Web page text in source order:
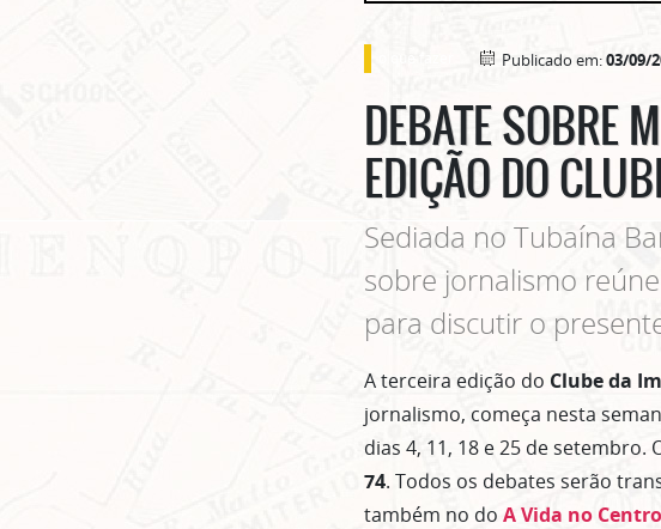
Publicado em:03/09/
DEBATE SOBRE
EDIÇÃO DO
Sediada no Tubaína
sobre jornalismo
para discutir o
A terceira edição do Clube da
jornalismo, começa nesta
dias 4, 11, 18 e 25 de setembro.
74. Todos os debates serão
também no do A Vida no Centro